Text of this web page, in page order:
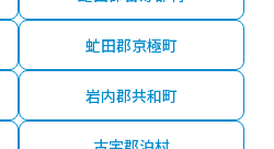
虻田郡京極町
岩内郡共和町